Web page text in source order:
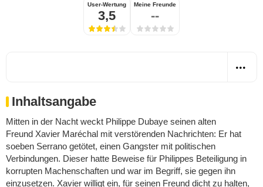
User-Wertung
3,5
Meine Freunde
--
Inhaltsangabe
Mitten in der Nacht weckt Philippe Dubaye seinen alten
Freund Xavier Maréchal mit verstörenden Nachrichten: Er hat
soeben Serrano getötet, einen Gangster mit politischen
Verbindungen. Dieser hatte Beweise für Philippes Beteiligung in
korrupten Machenschaften und war im Begriff, sie gegen ihn
einzusetzen. Xavier willigt ein, für seinen Freund dicht zu halten,